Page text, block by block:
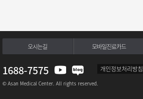
오시는길 모바일진료카드
1688-7575 개인정보처리방침
© Asan Medical Center. All rights reserved.